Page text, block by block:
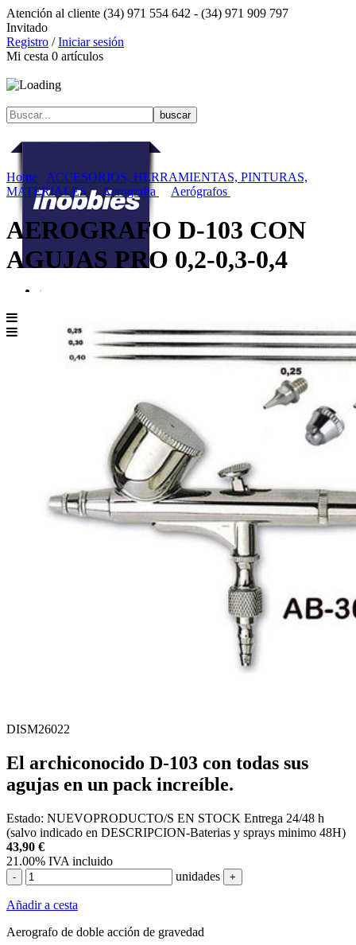
Atención al cliente (34) 971 554 642 - (34) 971 909 797
Invitado
Registro /Iniciar sesión
Mi cesta 0 artículos
Home
ACCESORIOS, HERRAMIENTAS, PINTURAS,
MATERIALES
Aerografia Aerógrafos
AEROGRAFO D-103 CON
AGUJAS PRO 0,2-0,3-0,4
DISM26022
El archiconocido D-103 con todas sus
agujas en un pack increíble.
Estado: NUEVOPRODUCTO/S EN STOCK Entrega 24/48 h
(salvo indicado en DESCRIPCION-Baterias y sprays minimo 48H)
43,90 €
21.00% IVA incluido
- unidades +
Añadir a cesta
Aerografo de doble acción de gravedad